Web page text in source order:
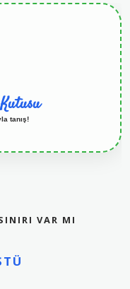
tanış!
VAR MI